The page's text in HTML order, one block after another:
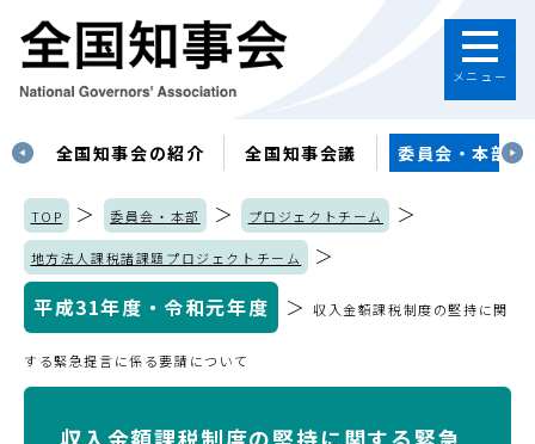
メニュー
全国知事会の紹介 全国知事会議 委員会・本部
TOP ＞ 委員会・本部 ＞ プロジェクトチーム ＞
地方法人課税諸課題プロジェクトチーム
＞
平成31年度・令和元年度
＞収入金額課税制度の堅持に関
する緊急提言に係る要請について